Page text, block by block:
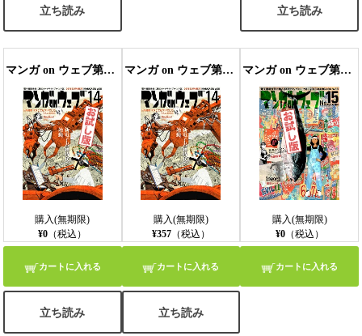
立ち読み 立ち読み
マンガ on ウェブ第14号 無料お試し版
購入(無期限)
¥0 （税込）
カートに入れる
立ち読み
マンガ on ウェブ第14号
購入(無期限)
¥357（税込）
カートに入れる
立ち読み
マンガ on ウェブ第15号 無料お試し版
購入(無期限)
¥0（税込）
カートに入れる